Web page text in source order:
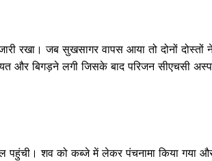
रखा। जब सुखसागर वापस आया तो दोनों दोस्तों
और बिगड़ने लगी जिसके बाद परिजन सीएचसी
पहुंची। शव को कब्जे में लेकर पंचनामा किया गया